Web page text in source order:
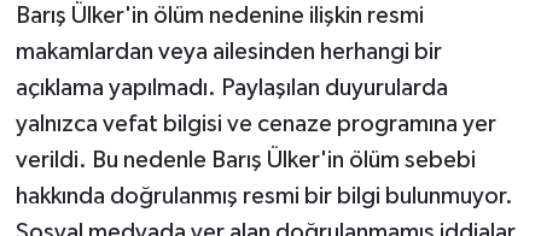
Barış Ülker'in ölüm nedenine ilişkin resmi
makamlardan veya ailesinden herhangi bir
açıklama yapılmadı. Paylaşılan duyurularda
yalnızca vefat bilgisi ve cenaze programına yer
verildi. Bu nedenle Barış Ülker'in ölüm sebebi
hakkında doğrulanmış resmi bir bilgi bulunmuyor.